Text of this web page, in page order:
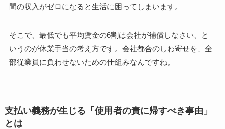
間の収入がゼロになると生活に困ってしまいます。
そこで、最低でも平均賃金の6割は会社が補償しなさい、と
いうのが休業手当の考え方です。会社都合のしわ寄せを、全
部従業員に負わせないための仕組みなんですね。
支払い義務が生じる「使用者の責に帰すべき事由」
とは